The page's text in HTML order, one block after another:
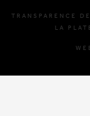
TRANSPARENCE
LA